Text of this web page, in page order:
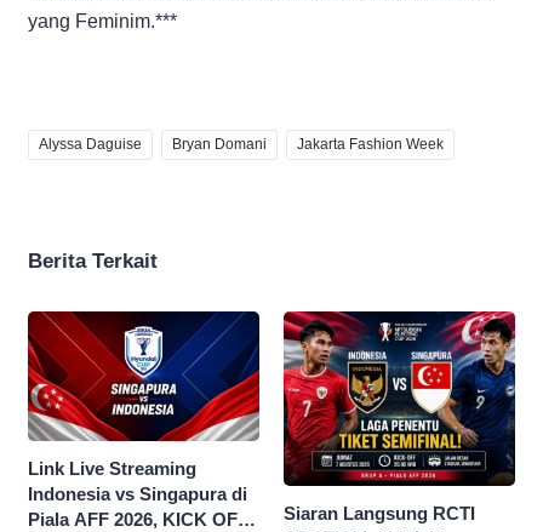
yang Feminim.***
Alyssa Daguise Bryan Domani Jakarta Fashion Week
Berita Terkait
Link Live Streaming
Indonesia vs Singapura di
Piala AFF 2026, KICK OFF
Siaran Langsung RCTI